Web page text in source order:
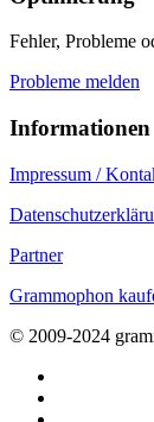
Fehler, Probleme
Probleme melden
Informationen
Impressum /
Partner
Grammophon
© 2009-2024